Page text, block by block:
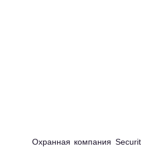
Охранная компания